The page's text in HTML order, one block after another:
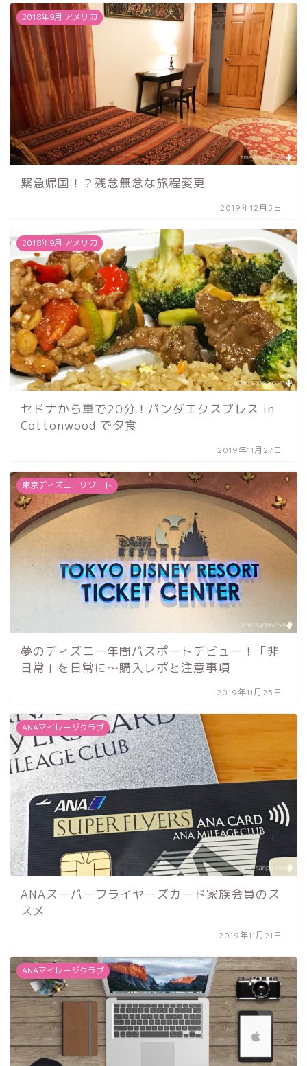
2018年9月 アメリカ
緊急帰国！？残念無念な旅程変更
2019年12月5日
2018年9月 アメリカ
セドナから車で20分！パンダエクスプレス in
Cottonwood で夕食
2019年11月27日
東京ディズニーリゾート
夢のディズニー年間パスポートデビュー！「非
日常」を日常に〜購入レポと注意事項
2019年11月25日
ANAマイレージクラブ
ANAスーパーフライヤーズカード家族会員のス
スメ
2019年11月21日
ANAマイレージクラブ